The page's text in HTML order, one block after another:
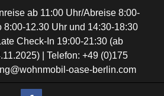
ab 11:00 Uhr/Abreise 8:00-
8:00-12.30 Uhr und 14:30-18:30
Check-In 19:00-21:30 (ab
| Telefon: +49 (0)175
oase-berlin.com